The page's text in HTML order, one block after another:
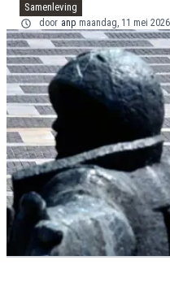
Samenleving
door anp maandag, 11 mei